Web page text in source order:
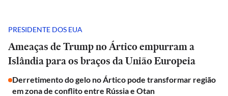
PRESIDENTE DOS EUA
Ameaças de Trump no Ártico empurram a
Islândia para os braços da União Europeia
Derretimento do gelo no Ártico pode transformar região
em zona de conflito entre Rússia e Otan